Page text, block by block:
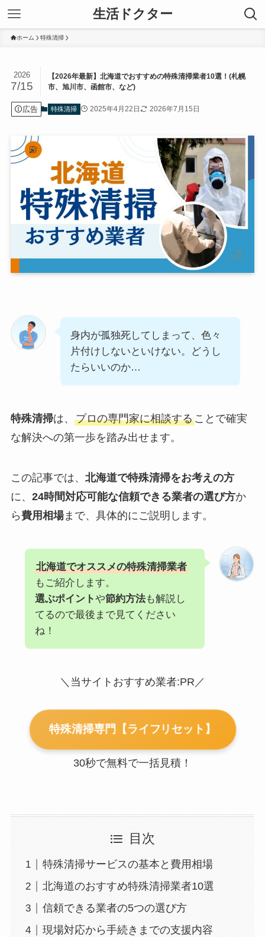
生活ドクター
ホーム 特殊清掃
【2026年最新】北海道でおすすめの特殊清掃業者10選！(札幌
市、旭川市、函館市、など)
2026
7/15
広告 特殊清掃 2025年4月22日 2026年7月15日
身内が孤独死してしまって、色々
片付けしないといけない。どうし
たらいいのか…
特殊清掃は、 プロの専門家に相談することで確実
な解決への第一歩を踏み出せます。
この記事では、 北海道で特殊清掃をお考えの方
に、 24時間対応可能な信頼できる業者の選び方か
ら費用相場まで、具体的にご説明します。
北海道でオススメの特殊清掃業者
もご紹介します。
選ぶポイントや節約方法も解説し
てるので最後まで見てください
ね！
＼当サイトおすすめ業者:PR／
特殊清掃専門【ライフリセット】
30秒で無料で一括見積！
目次
特殊清掃サービスの基本と費用相場
北海道のおすすめ特殊清掃業者10選
信頼できる業者の5つの選び方
現場対応から手続きまでの支援内容